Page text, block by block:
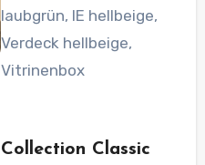
laubgrün, IE hellbeige,
Verdeck hellbeige,
Vitrinenbox
Collection Classic